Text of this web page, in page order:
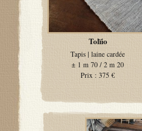
Tolïio
Tapis | laine cardée
± 1 m 70 / 2 m 20
Prix : 375 €